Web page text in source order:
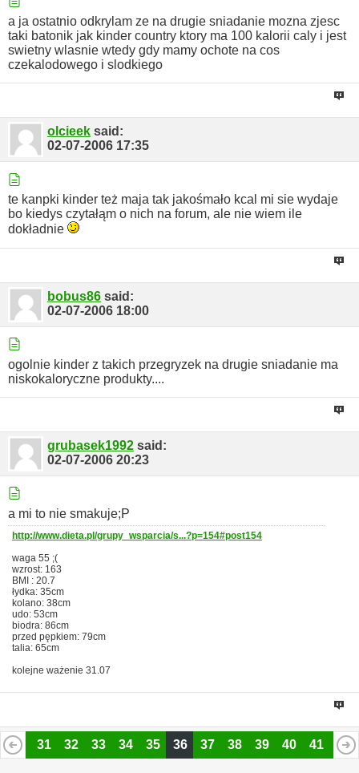
a ja ostatnio odkrylam ze na drugie sniadanie mozna zjesc
taki batonik jak kinder country ktory ma 100 kalorii caly i jest
swietny wlasnie wtedy gdy mamy ochote na cos
czekalodowego i slodkiego
olcieek said:
02-07-2006 17:35
te kanpki kinder też maja tak jakośmało kcal mi sie wydaje
bo kiedys czytałąm o nich na forum, ale nie wiem ile
dokładnie
bobus86 said:
02-07-2006 18:00
ogolnie kinder z takich przegryzek na drugie sniadanie ma
niskokaloryczne produkty....
grubasek1992 said:
02-07-2006 20:23
a mi to nie smakuje;P
http://www.dieta.pl/grupy_wsparcia/s...?p=154#post154
waga 55 ;(
wzrost: 163
BMI : 20.7
łydka: 35cm
kolano: 38cm
udo: 53cm
biodra: 86cm
przed pępkiem: 79cm
talia: 65cm
kolejne ważenie 31.07
30 31 32 33 34 35 36 37 38 39 40 41 42